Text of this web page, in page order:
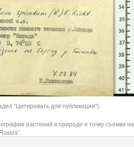
"Цитировать для публикации")
растений в природе и точку съемки на